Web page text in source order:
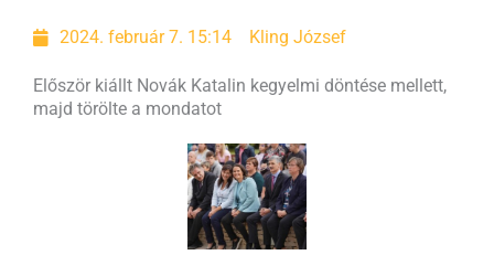
2024. február 7. 15:14 Kling József
Először kiállt Novák Katalin kegyelmi döntése mellett,
majd törölte a mondatot